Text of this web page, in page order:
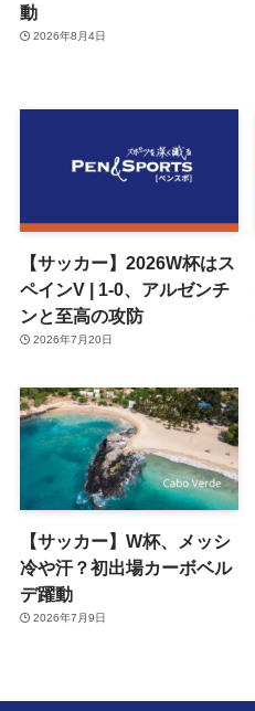
動
2026年8月4日
【サッカー】2026W杯はス
ペインV | 1-0、アルゼンチ
ンと至高の攻防
2026年7月20日
【サッカー】W杯、メッシ
冷や汗？初出場カーボベル
デ躍動
2026年7月9日